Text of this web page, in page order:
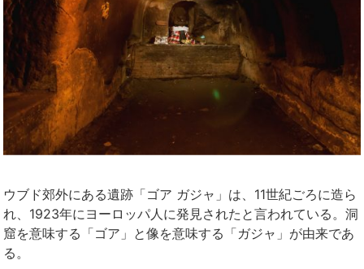
ウブド郊外にある遺跡「ゴア ガジャ」は、11世紀ごろに造ら
れ、1923年にヨーロッパ人に発見されたと言われている。洞
窟を意味する「ゴア」と像を意味する「ガジャ」が由来であ
る。